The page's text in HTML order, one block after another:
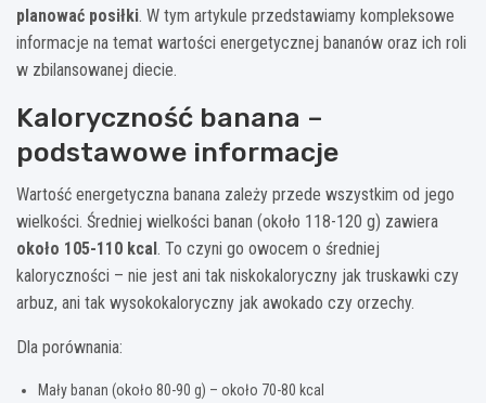
planować posiłki. W tym artykule przedstawiamy kompleksowe
informacje na temat wartości energetycznej bananów oraz ich roli
w zbilansowanej diecie.
Kaloryczność banana –
podstawowe informacje
Wartość energetyczna banana zależy przede wszystkim od jego
wielkości. Średniej wielkości banan (około 118-120 g) zawiera
około 105-110 kcal. To czyni go owocem o średniej
kaloryczności – nie jest ani tak niskokaloryczny jak truskawki czy
arbuz, ani tak wysokokaloryczny jak awokado czy orzechy.
Dla porównania:
Mały banan (około 80-90 g) – około 70-80 kcal